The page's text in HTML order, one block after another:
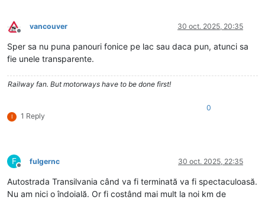
Deconectat
vancouver 30 oct. 2025, 20:35
Sper sa nu puna panouri fonice pe lac sau daca pun, atunci sa
fie unele transparente.
Railway fan. But motorways have to be done first!
I 1 Reply
0
F
Deconectat
fulgernc 30 oct. 2025, 22:35
Autostrada Transilvania când va fi terminată va fi spectaculoasă.
Nu am nici o îndoială. Or fi costând mai mult la noi km de